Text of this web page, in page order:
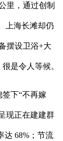
里，通过创制
上海长滩却仍
摆设卫浴+大
是令人等候。
下“不再嫁
现正在建建群
达 68%；节流